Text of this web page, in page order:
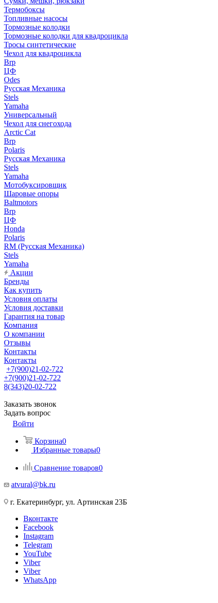
Термобоксы
Топливные насосы
Тормозные колодки
Тормозные колодки для квадроцикла
Тросы синтетические
Чехол для квадроцикла
Brp
ЦФ
Odes
Русская Механика
Stels
Yamaha
Универсальный
Чехол для снегохода
Arctic Cat
Brp
Polaris
Русская Механика
Stels
Yamaha
Мотобуксировщик
Шаровые опоры
Baltmotors
Brp
ЦФ
Honda
Polaris
RM (Русская Механика)
Stels
Yamaha
Акции
Бренды
Как купить
Условия оплаты
Условия доставки
Гарантия на товар
Компания
О компании
Отзывы
Контакты
Контакты
+7(900)21-02-722
+7(900)21-02-722
8(343)20-02-722
Заказать звонок
Задать вопрос
Войти
Корзина0
Избранные товары0
Сравнение товаров0
atvural@bk.ru
г. Екатеринбург, ул. Артинская 23Б
Вконтакте
Facebook
Instagram
Telegram
YouTube
Viber
Viber
WhatsApp